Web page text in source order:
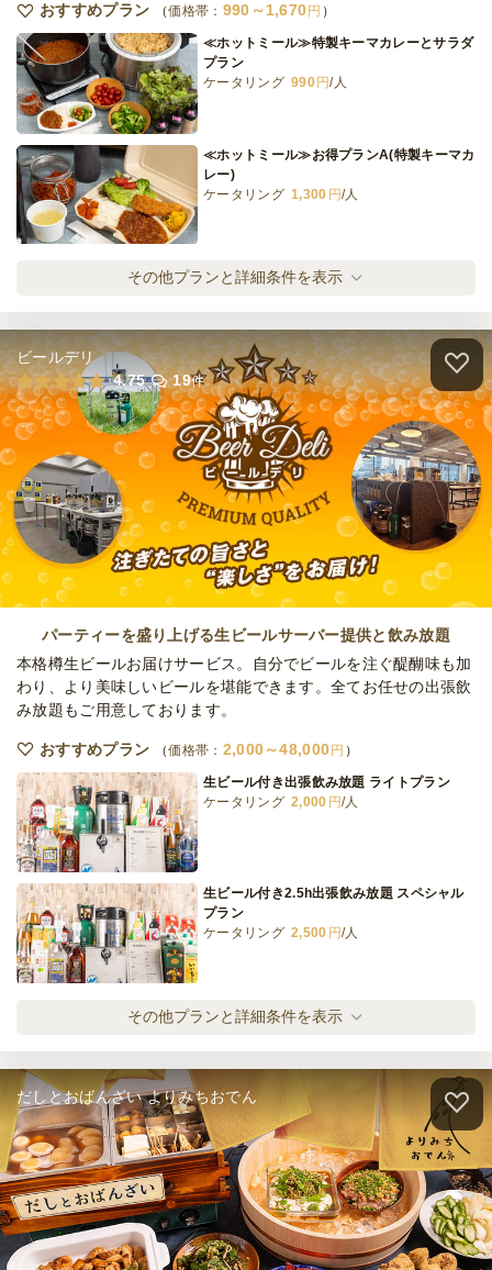
おすすめプラン 価格帯： 990～1,670 円
≪ホットミール≫特製キーマカレーとサラダ
プラン
ケータリング 990 円/人
≪ホットミール≫お得プランA(特製キーマカ
レー)
ケータリング 1,300 円/人
≪ホットミール≫お得プランB(お肉)
ケータリング 1,300円/人
≪ホットミール≫お得プランC(お魚)
ケータリング 1,300円/人
≪ホットミール≫満腹Aプラン(和食)
ケータリング 1,670円 /人
≪ホットミール≫満腹Bプラン(中華)
≪ホットミール≫満腹Cプラン(洋食)
ケータリング
締切 4日前12時
最低ご注文金額 66,800円
その他プランと詳細条件を表示
ビールデリ
4.75
19件
パーティーを盛り上げる生ビールサーバー提供と飲み放題
本格樽生ビールお届けサービス。自分でビールを注ぐ醍醐味も加
わり、より美味しいビールを堪能できます。全てお任せの出張飲
み放題もご用意しております。
おすすめプラン 価格帯： 2,000～48,000円
生ビール付き出張飲み放題 ライトプラン
ケータリング 2,000 円/人
生ビール付き2.5h出張飲み放題 スペシャル
プラン
ケータリング 2,500 円/人
ケータリング 15,000 円 /人
サーバー1台・生樽1本・ソフトドリンクセ
ット
ケータリング 18,000円/人
サーバー1台・生樽2本セット
ケータリング 25,000 /人
その他プランと詳細条件を表示
だしとおばんざい よりみちおでん